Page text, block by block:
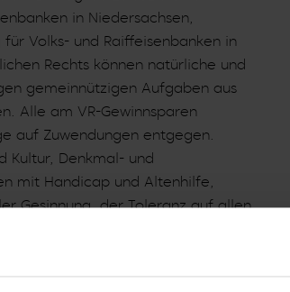
in Niedersachsen,
Volks- und Raiffeisenbanken in
Rechts können natürliche und
gemeinnützigen Aufgaben aus
Alle am VR-Gewinnsparen
auf Zuwendungen entgegen.
Kultur, Denkmal- und
mit Handicap und Altenhilfe,
Gesinnung, der Toleranz auf allen